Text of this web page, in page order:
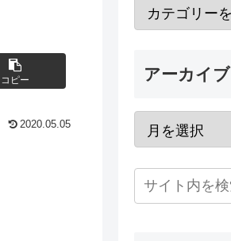
コピー
2020.05.05
アーカイブ